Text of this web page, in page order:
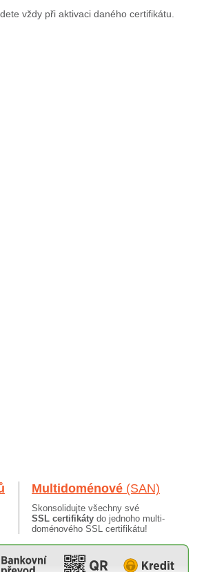
vždy při aktivaci daného certifikátu.
Multidoménové (SAN)
Skonsolidujte všechny své
SSL certifikáty do jednoho multi-
doménového SSL certifikátu!